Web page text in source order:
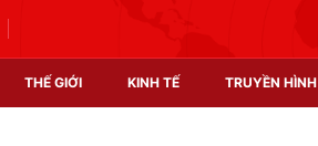
THẾ GIỚI KINH TẾ TRUYỀN HÌNH